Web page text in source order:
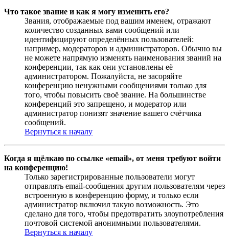
Что такое звание и как я могу изменить его?
Звания, отображаемые под вашим именем, отражают
количество созданных вами сообщений или
идентифицируют определённых пользователей:
например, модераторов и администраторов. Обычно вы
не можете напрямую изменять наименования званий на
конференции, так как они установлены её
администратором. Пожалуйста, не засоряйте
конференцию ненужными сообщениями только для
того, чтобы повысить своё звание. На большинстве
конференций это запрещено, и модератор или
администратор понизят значение вашего счётчика
сообщений.
Вернуться к началу
Когда я щёлкаю по ссылке «email», от меня требуют войти
на конференцию!
Только зарегистрированные пользователи могут
отправлять email-сообщения другим пользователям через
встроенную в конференцию форму, и только если
администратор включил такую возможность. Это
сделано для того, чтобы предотвратить злоупотребления
почтовой системой анонимными пользователями.
Вернуться к началу